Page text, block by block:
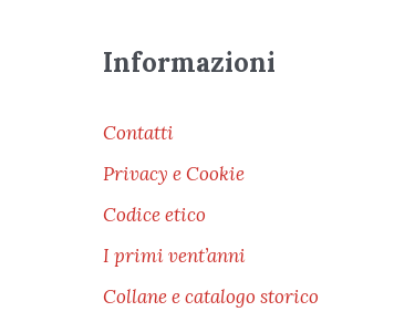
Informazioni
Contatti
Privacy e Cookie
Codice etico
I primi vent’anni
Collane e catalogo storico